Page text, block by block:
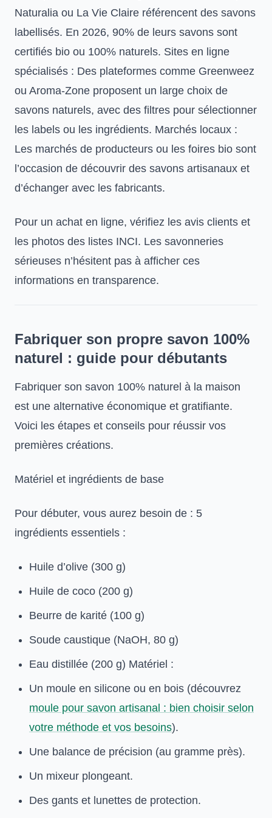
Naturalia ou La Vie Claire référencent des savons
labellisés. En 2026, 90% de leurs savons sont
certifiés bio ou 100% naturels. Sites en ligne
spécialisés : Des plateformes comme Greenweez
ou Aroma-Zone proposent un large choix de
savons naturels, avec des filtres pour sélectionner
les labels ou les ingrédients. Marchés locaux :
Les marchés de producteurs ou les foires bio sont
l’occasion de découvrir des savons artisanaux et
d’échanger avec les fabricants.
Pour un achat en ligne, vérifiez les avis clients et
les photos des listes INCI. Les savonneries
sérieuses n’hésitent pas à afficher ces
informations en transparence.
Fabriquer son propre savon 100%
naturel : guide pour débutants
Fabriquer son savon 100% naturel à la maison
est une alternative économique et gratifiante.
Voici les étapes et conseils pour réussir vos
premières créations.
Matériel et ingrédients de base
Pour débuter, vous aurez besoin de : 5
ingrédients essentiels :
Huile d’olive (300 g)
Huile de coco (200 g)
Beurre de karité (100 g)
Soude caustique (NaOH, 80 g)
Eau distillée (200 g) Matériel :
Un moule en silicone ou en bois (découvrez
moule pour savon artisanal : bien choisir selon
votre méthode et vos besoins).
Une balance de précision (au gramme près).
Un mixeur plongeant.
Des gants et lunettes de protection.